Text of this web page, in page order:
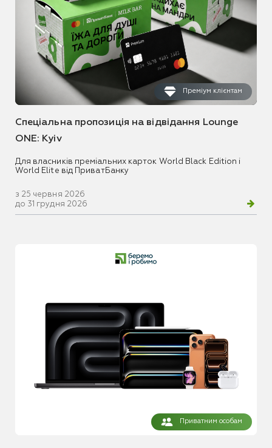
Преміум клієнтам
Спеціальна пропозиція на відвідання Lounge
ONE: Kyiv
Для власників преміальних карток World Black Edition і
World Elite від ПриватБанку
з 25 червня 2026
до 31 грудня 2026
Приватним особам